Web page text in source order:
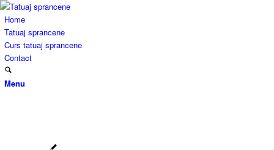
Home
Tatuaj sprancene
Curs tatuaj sprancene
Contact
Menu